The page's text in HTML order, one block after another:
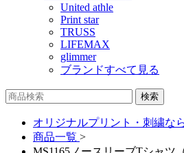
United athle
Print star
TRUSS
LIFEMAX
glimmer
ブランドすべて見る
オリジナルプリント・刺繍な
商品一覧 >